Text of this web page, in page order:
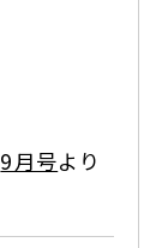
9月号より